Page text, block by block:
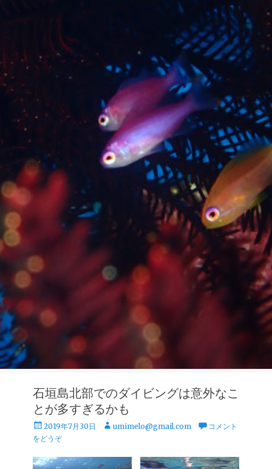
石垣島北部でのダイビングは意外なこ
とが多すぎるかも
投
稿
2019年7月30日
投 umimelo@gmail.com
コメント
をどうぞ